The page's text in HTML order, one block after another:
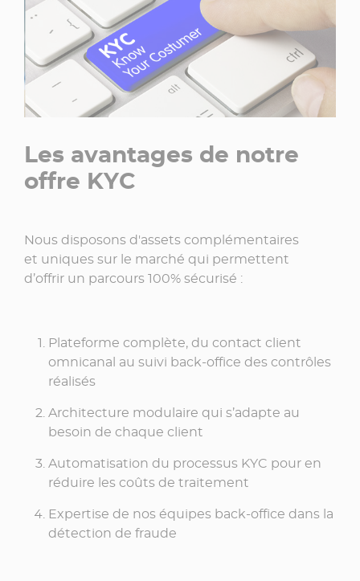
Les avantages de notre
offre KYC
Nous disposons d'assets complémentaires
et uniques sur le marché qui permettent
d’offrir un parcours 100% sécurisé :
Plateforme complète, du contact client
omnicanal au suivi back-office des contrôles
réalisés
Architecture modulaire qui s’adapte au
besoin de chaque client
Automatisation du processus KYC pour en
réduire les coûts de traitement
Expertise de nos équipes back-office dans la
détection de fraude